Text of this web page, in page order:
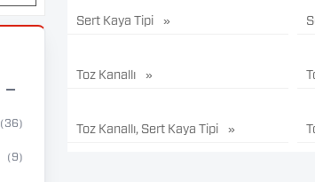
(36)
(9)
Sert Kaya Tipi
Toz Kanallı
Toz Kanallı, Sert Kaya Tipi